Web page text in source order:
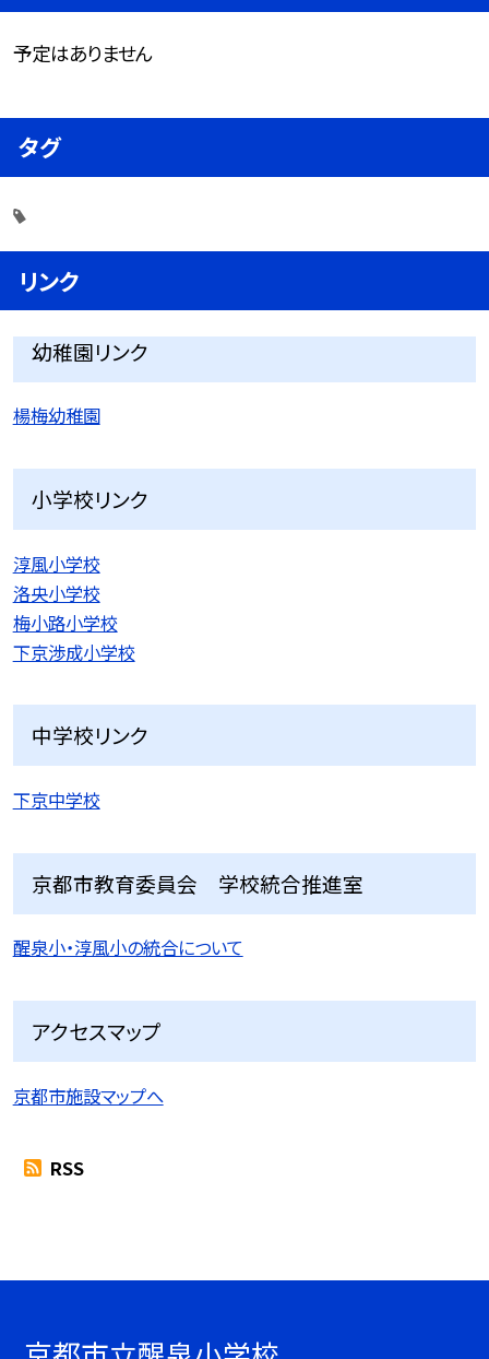
予定はありません
タグ
リンク
幼稚園リンク
楊梅幼稚園
小学校リンク
淳風小学校
洛央小学校
梅小路小学校
下京渉成小学校
中学校リンク
下京中学校
京都市教育委員会 学校統合推進室
醒泉小・淳風小の統合について
アクセスマップ
京都市施設マップへ
RSS